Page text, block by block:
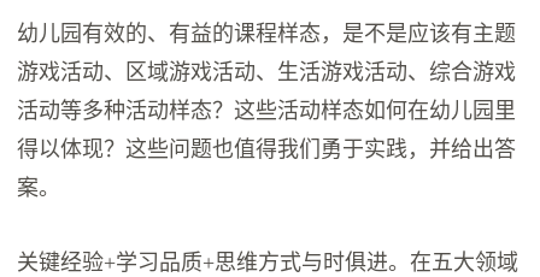
幼儿园有效的、有益的课程样态，是不是应该有主题
游戏活动、区域游戏活动、生活游戏活动、综合游戏
活动等多种活动样态？这些活动样态如何在幼儿园里
得以体现？这些问题也值得我们勇于实践，并给出答
案。
关键经验+学习品质+思维方式与时俱进。在五大领域